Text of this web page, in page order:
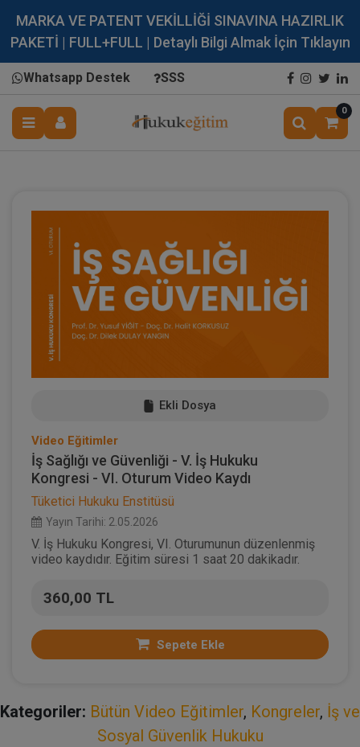
MARKA VE PATENT VEKİLLİĞİ SINAVINA HAZIRLIK
PAKETİ | FULL+FULL | Detaylı Bilgi Almak İçin Tıklayın
Whatsapp Destek SSS
0
Ekli Dosya
Video Eğitimler
İş Sağlığı ve Güvenliği - V. İş Hukuku
Kongresi - VI. Oturum Video Kaydı
Tüketici Hukuku Enstitüsü
Yayın Tarihi: 2.05.2026
V. İş Hukuku Kongresi, VI. Oturumunun düzenlenmiş
video kaydıdır. Eğitim süresi 1 saat 20 dakikadır.
360,00 TL
Sepete Ekle
Kategoriler: Bütün Video Eğitimler, Kongreler, İş ve
Sosyal Güvenlik Hukuku